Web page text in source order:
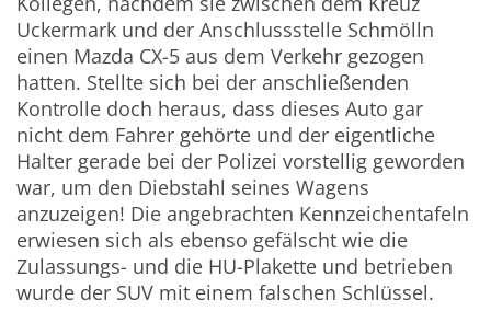
Uckermark und der Anschlussstelle Schmölln
einen Mazda CX-5 aus dem Verkehr gezogen
hatten. Stellte sich bei der anschließenden
Kontrolle doch heraus, dass dieses Auto gar
nicht dem Fahrer gehörte und der eigentliche
Halter gerade bei der Polizei vorstellig geworden
war, um den Diebstahl seines Wagens
anzuzeigen! Die angebrachten Kennzeichentafeln
erwiesen sich als ebenso gefälscht wie die
Zulassungs- und die HU-Plakette und betrieben
wurde der SUV mit einem falschen Schlüssel.